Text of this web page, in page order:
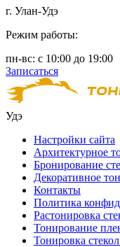
г. Улан-Удэ
Режим работы:
пн-вс: с 10:00 до 19:00
Записаться
Удэ
Настройки сайта
Архитектурное
Бронирование
Декоративное
Контакты
Политика
Растонировка
Тонирование
Тонировка